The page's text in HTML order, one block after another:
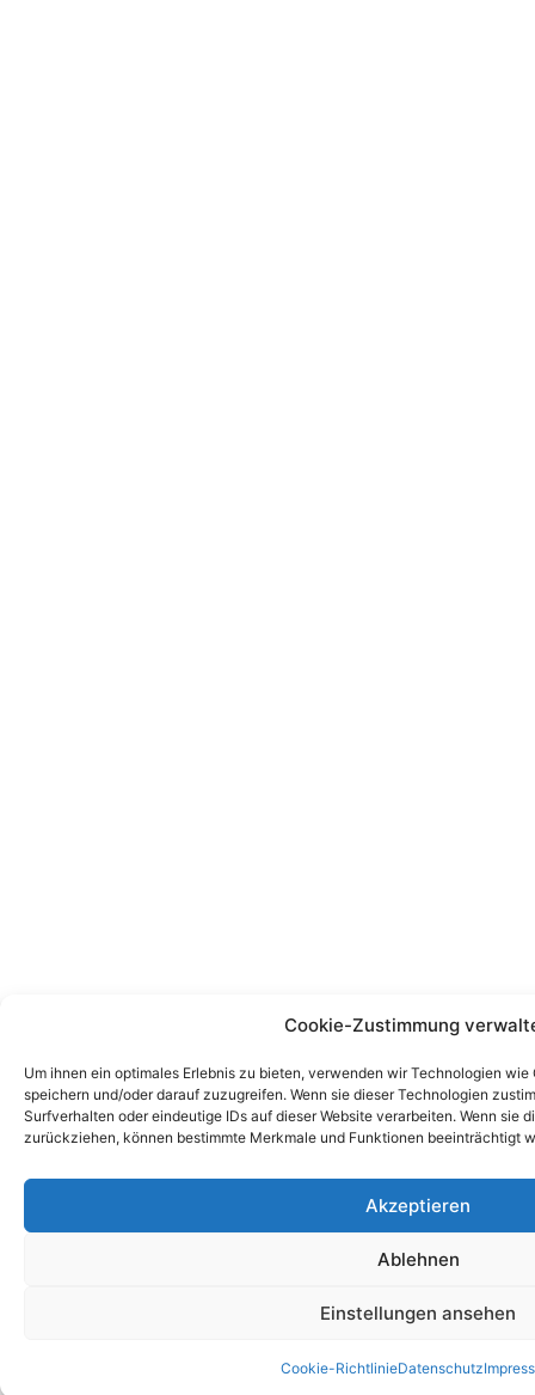
Cookie-Zustimmung
Um ihnen ein optimales Erlebnis zu bieten, verwenden wir Technologien
speichern und/oder darauf zuzugreifen. Wenn sie dieser Technologien
Surfverhalten oder eindeutige IDs auf dieser Website verarbeiten. Wenn sie
zurückziehen, können bestimmte Merkmale und Funktionen beeinträchtigt
Akzeptieren
Ablehnen
Einstellungen ansehen
Cookie-RichtlinieDatenschutz